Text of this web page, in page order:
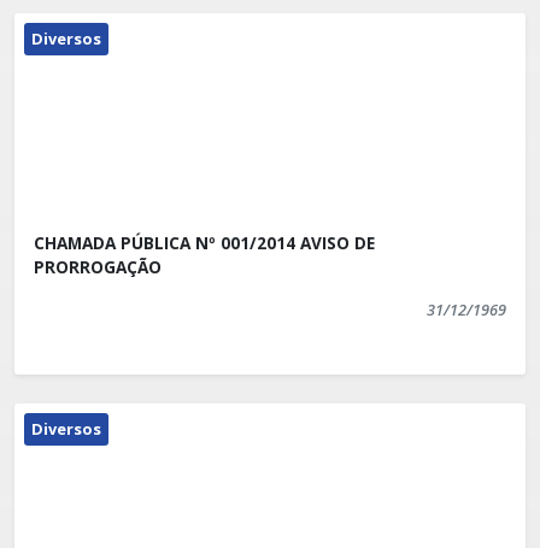
Diversos
CHAMADA PÚBLICA Nº 001/2014 AVISO DE
PRORROGAÇÃO
31/12/1969
Diversos